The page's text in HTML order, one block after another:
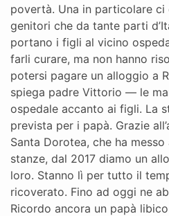
povertà. Una in particolare ci
genitori che da tante parti
portano i figli al vicino
farli curare, ma non hanno
potersi pagare un alloggio a
spiega padre Vittorio — le
ospedale accanto ai figli. La
prevista per i papà. Grazie
Santa Dorotea, che ha
stanze, dal 2017 diamo un
loro. Stanno lì per tutto il
ricoverato. Fino ad oggi ne
Ricordo ancora un papà